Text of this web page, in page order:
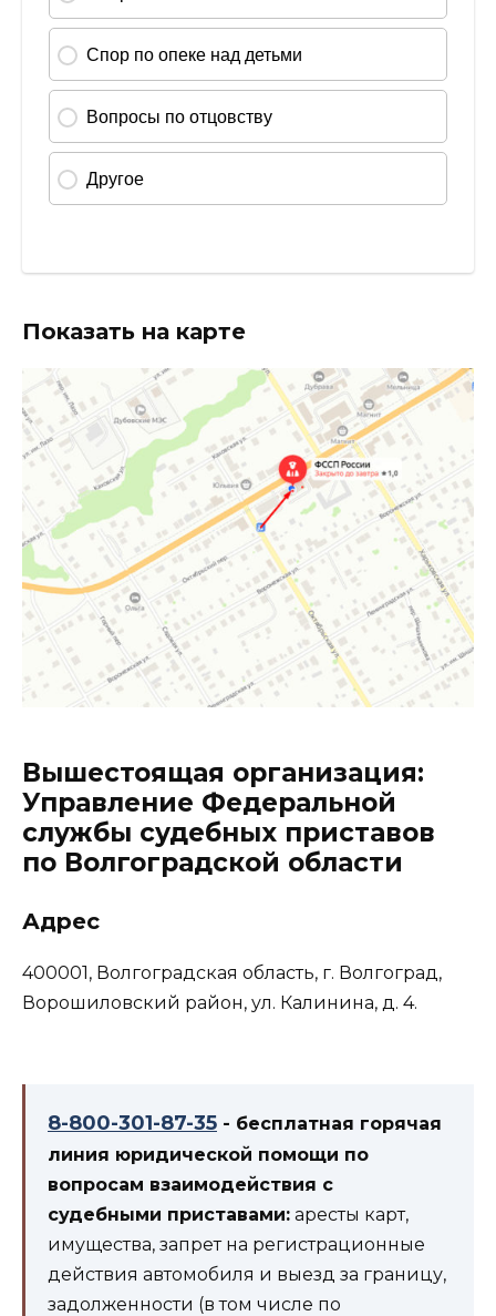
Показать на карте
Вышестоящая организация:
Управление Федеральной
службы судебных приставов
по Волгоградской области
Адрес
400001, Волгоградская область, г. Волгоград,
Ворошиловский район, ул. Калинина, д. 4.
8-800-301-87-35 - бесплатная горячая
линия юридической помощи по
вопросам взаимодействия с
судебными приставами: аресты карт,
имущества, запрет на регистрационные
действия автомобиля и выезд за границу,
задолженности (в том числе по